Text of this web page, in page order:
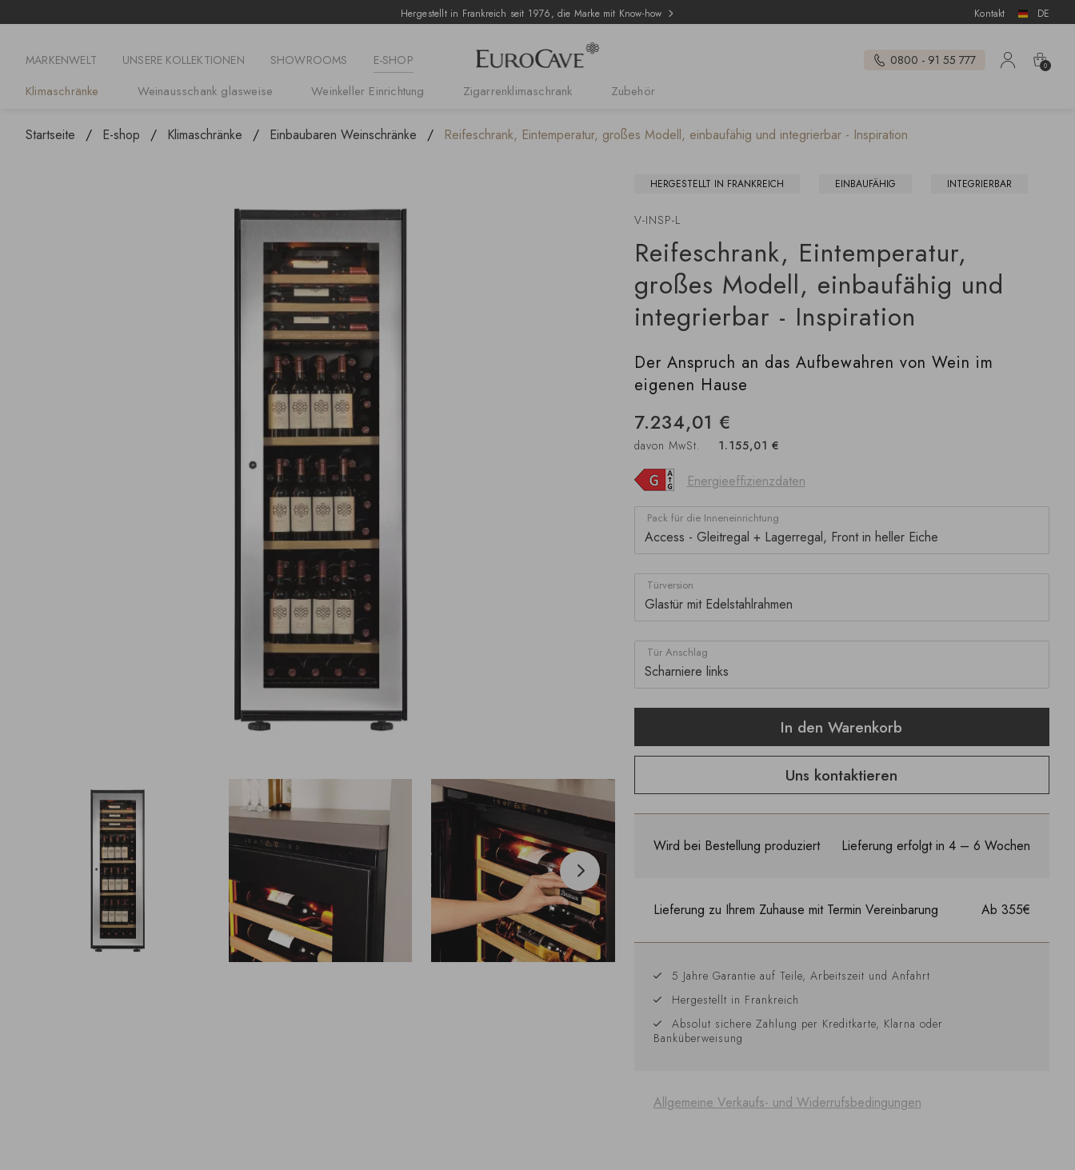
Hergestellt in Frankreich seit 1976, die Marke mit Know-how Kontakt DE
MARKENWELT UNSERE KOLLEKTIONEN SHOWROOMS E-SHOP
Klimaschränke Weinausschank glasweise Weinkeller Einrichtung Zigarrenklimaschrank Zubehör
0800 - 91 55 777 0
Startseite E-shop Klimaschränke Einbaubaren Weinschränke Reifeschrank, Eintemperatur, großes Modell, einbaufähig und integrierbar - Inspiration
HERGESTELLT IN FRANKREICH EINBAUFÄHIG INTEGRIERBAR
V-INSP-L
Reifeschrank, Eintemperatur,
großes Modell, einbaufähig und
integrierbar - Inspiration
Der Anspruch an das Aufbewahren von Wein im
eigenen Hause
7.234,01 €
davon MwSt. 1.155,01 €
Energieeffizienzdaten
Pack für die Inneneinrichtung
Türversion
Tür Anschlag
In den Warenkorb
Uns kontaktieren
Wird bei Bestellung produziert Lieferung erfolgt in 4 – 6 Wochen
Lieferung zu Ihrem Zuhause mit Termin Vereinbarung Ab 355€
5 Jahre Garantie auf Teile, Arbeitszeit und Anfahrt
Hergestellt in Frankreich
Absolut sichere Zahlung per Kreditkarte, Klarna oder
Banküberweisung
Allgemeine Verkaufs- und Widerrufsbedingungen